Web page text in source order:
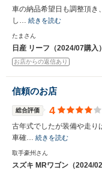
車の納品希望日も調整頂き
し… 続きを読む
たまさん
日産 リーフ（2024/07購入）
お店からの返信あり
信頼のお店
総合評価 4
古年式でしたが装備や走り
車確… 続きを読む
取手豪州さん
スズキ MRワゴン（2024/02